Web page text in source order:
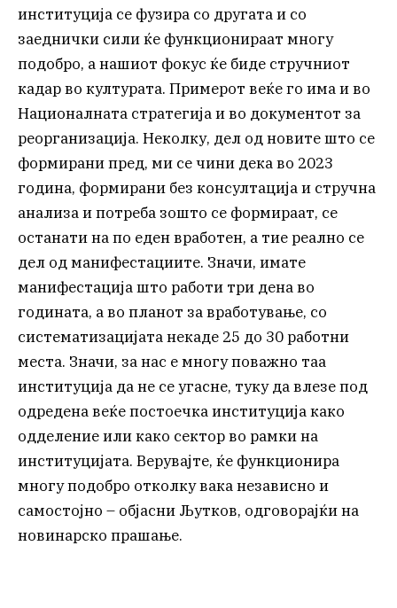
институција се фузира со другата и со
заеднички сили ќе функционираат многу
подобро, а нашиот фокус ќе биде стручниот
кадар во културата. Примерот веќе го има и во
Националната стратегија и во документот за
реорганизација. Неколку, дел од новите што се
формирани пред, ми се чини дека во 2023
година, формирани без консултација и стручна
анализа и потреба зошто се формираат, се
останати на по еден вработен, а тие реално се
дел од манифестациите. Значи, имате
манифестација што работи три дена во
годината, а во планот за вработување, со
систематизацијата некаде 25 до 30 работни
места. Значи, за нас е многу поважно таа
институција да не се угасне, туку да влезе под
одредена веќе постоечка институција како
одделение или како сектор во рамки на
институцијата. Верувајте, ќе функционира
многу подобро отколку вака независно и
самостојно – објасни Љутков, одговорајќи на
новинарско прашање.